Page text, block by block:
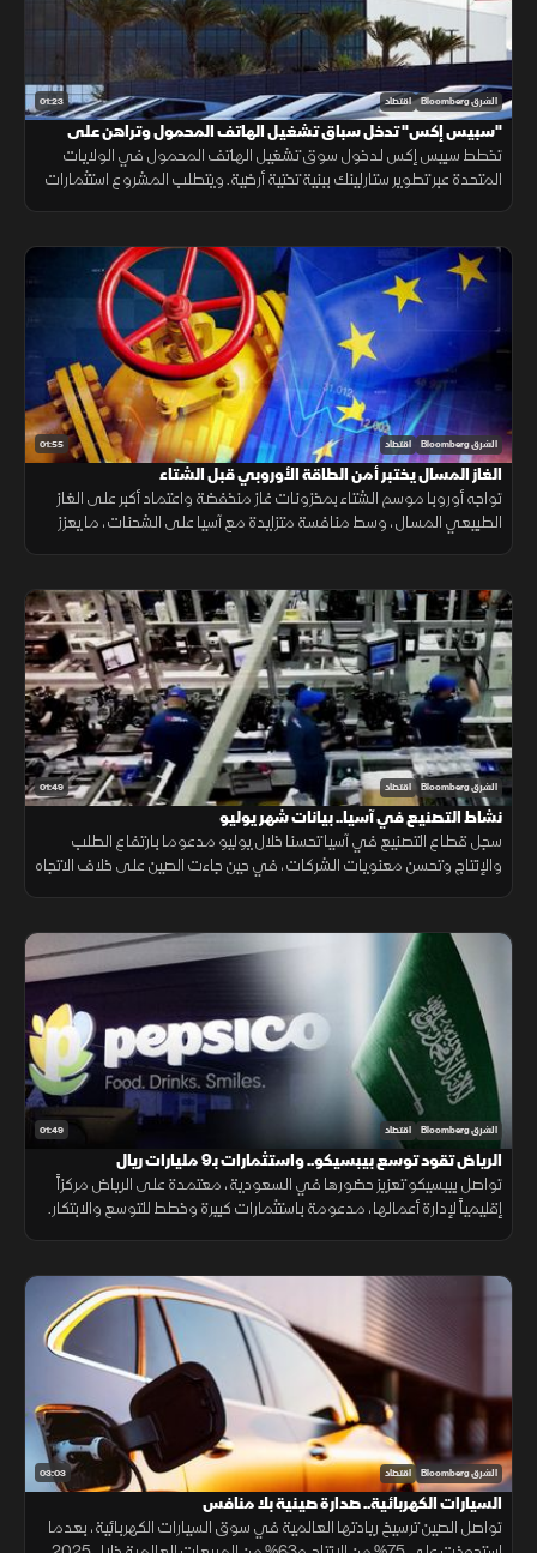
01:23 الشرق Bloomberg اقتصاد
"سبيس إكس" تدخل سباق تشغيل الهاتف المحمول وتراهن على
"ستارلينك"
تخطط سبيس إكس لدخول سوق تشغيل الهاتف المحمول في الولايات
المتحدة عبر تطوير ستارلينك ببنية تحتية أرضية. ويتطلب المشروع استثمارات
01:55 الشرق Bloomberg اقتصاد
الغاز المسال يختبر أمن الطاقة الأوروبي قبل الشتاء
تواجه أوروبا موسم الشتاء بمخزونات غاز منخفضة واعتماد أكبر على الغاز
الطبيعي المسال، وسط منافسة متزايدة مع آسيا على الشحنات، ما يعزز
01:49 الشرق Bloomberg اقتصاد
نشاط التصنيع في آسيا.. بيانات شهر يوليو
سجل قطاع التصنيع في آسيا تحسنا خلال يوليو مدعوما بارتفاع الطلب
والإنتاج وتحسن معنويات الشركات، في حين جاءت الصين على خلاف الاتجاه
01:49 الشرق Bloomberg اقتصاد
الرياض تقود توسع بيبسيكو.. واستثمارات بـ9 مليارات ريال
تواصل بيبسيكو تعزيز حضورها في السعودية، معتمدة على الرياض مركزاً
إقليمياً لإدارة أعمالها، مدعومة باستثمارات كبيرة وخطط للتوسع والابتكار.
03:03 الشرق Bloomberg اقتصاد
السيارات الكهربائية.. صدارة صينية بلا منافس
تواصل الصين ترسيخ ريادتها العالمية في سوق السيارات الكهربائية، بعدما